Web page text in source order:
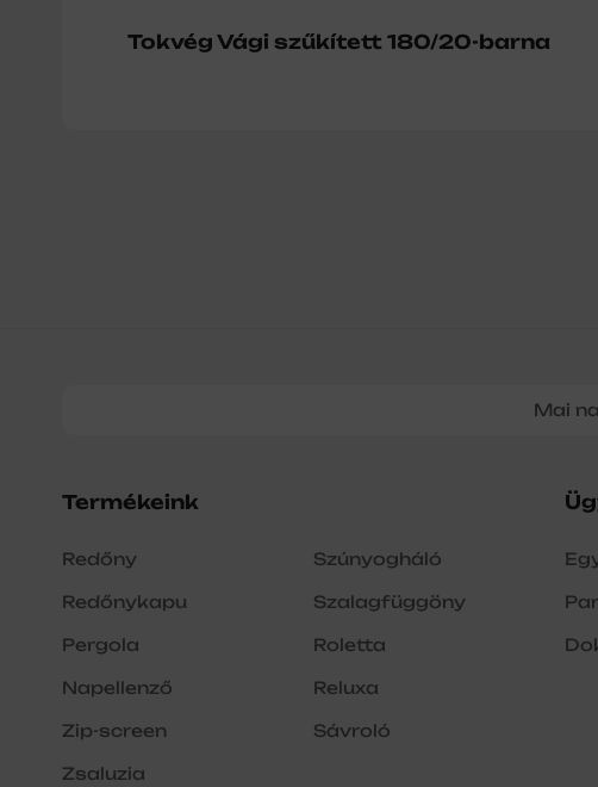
Tokvég Vági szűkített 180/20-barna
Mai
Termékeink
Redőny
Redőnykapu
Pergola
Napellenző
Zip-screen
Zsaluzia
Szúnyogháló
Szalagfüggöny
Roletta
Reluxa
Sávroló